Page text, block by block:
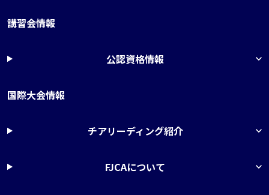
講習会情報
公認資格情報
国際大会情報
チアリーディング紹介
FJCAについて